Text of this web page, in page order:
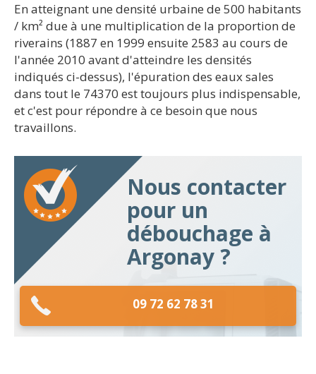
En atteignant une densité urbaine de 500 habitants
/ km² due à une multiplication de la proportion de
riverains (1887 en 1999 ensuite 2583 au cours de
l'année 2010 avant d'atteindre les densités
indiqués ci-dessus), l'épuration des eaux sales
dans tout le 74370 est toujours plus indispensable,
et c'est pour répondre à ce besoin que nous
travaillons.
Nous contacter
pour un
débouchage à
Argonay ?
09 72 62 78 31